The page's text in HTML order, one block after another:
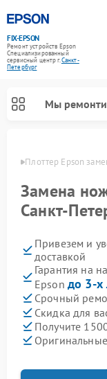
FIX-EPSON
Ремонт устройств Epson
Специализированный
cервисный центр г.Санкт-
Петербург
Мы
Плоттер Epson
Замена
Санкт-
Привезем и
доставкой
Гарантия на
Epson до 3-х
Срочный
Скидка для
Получите